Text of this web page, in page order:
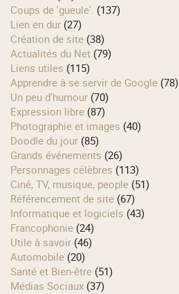
Coups de 'gueule'. (137)
Lien en dur (27)
Création de site (38)
Actualités du Net (79)
Liens utiles (115)
Apprendre à se servir de Google (78)
Un peu d'humour (70)
Expression libre (87)
Photographie et images (40)
Doodle du jour (85)
Grands événements (26)
Personnages célèbres (113)
Ciné, TV, musique, people (51)
Référencement de site (67)
Informatique et logiciels (43)
Francophonie (24)
Utile à savoir (46)
Automobile (20)
Santé et Bien-être (51)
Médias Sociaux (37)